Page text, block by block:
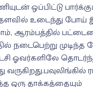
ஒப்பிட்டு
உடைந்து போய்
ஆரம்பத்தில்
நடைபெற்று முடிந்த
ஓவர்களிலே
ஒரு தாக்கத்தையும்